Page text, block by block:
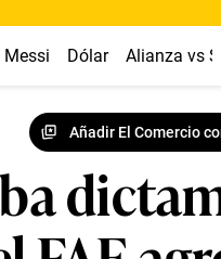
Messi Dólar Alianza vs
Añadir El Comercio